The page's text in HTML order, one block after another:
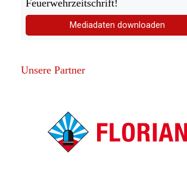
Feuerwehrzeitschrift!
Mediadaten downloaden
Unsere Partner